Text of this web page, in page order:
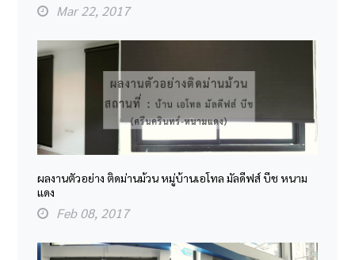
Mar 22, 2017
ผลงานตัวอย่าง ติดม่านม้วน หมู่บ้านเอโทล มัลดีฟส์ บีช หนาม
แดง
Feb 08, 2017